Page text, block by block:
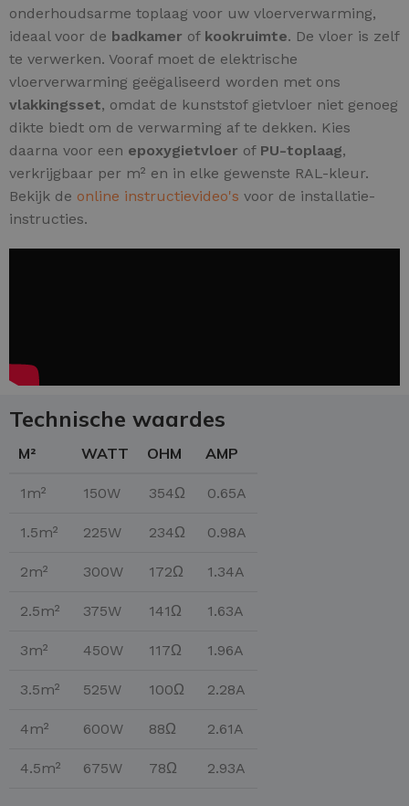
onderhoudsarme toplaag voor uw vloerverwarming,
ideaal voor de badkamer of kookruimte. De vloer is zelf
te verwerken. Vooraf moet de elektrische
vloerverwarming geëgaliseerd worden met ons
vlakkingsset, omdat de kunststof gietvloer niet genoeg
dikte biedt om de verwarming af te dekken. Kies
daarna voor een epoxygietvloer of PU-toplaag,
verkrijgbaar per m² en in elke gewenste RAL-kleur.
Bekijk de online instructievideo's voor de installatie-
instructies.
Technische waardes
M² WATT OHM AMP
1m² 150W 354Ω 0.65A
1.5m² 225W 234Ω 0.98A
2m² 300W 172Ω 1.34A
2.5m² 375W 141Ω 1.63A
3m² 450W 117Ω 1.96A
3.5m² 525W 100Ω 2.28A
4m² 600W 88Ω 2.61A
4.5m² 675W 78Ω 2.93A